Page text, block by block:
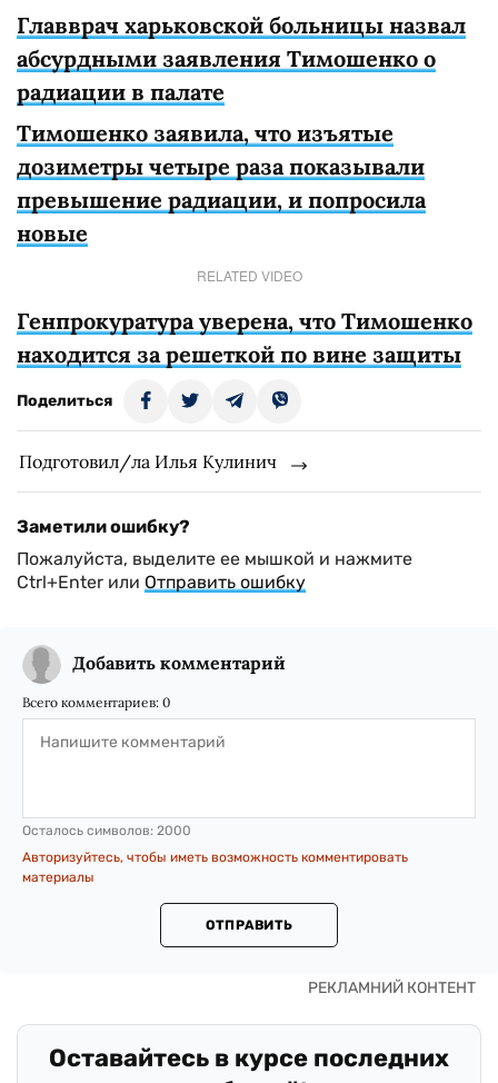
Главврач харьковской больницы назвал
абсурдными заявления Тимошенко о
радиации в палате
Тимошенко заявила, что изъятые
дозиметры четыре раза показывали
превышение радиации, и попросила
новые
RELATED VIDEO
Генпрокуратура уверена, что Тимошенко
находится за решеткой по вине защиты
Поделиться
Подготовил/ла Илья Кулинич
Заметили ошибку?
Пожалуйста, выделите ее мышкой и нажмите
Ctrl+Enter или Отправить ошибку
Добавить комментарий
Всего комментариев: 0
Осталось символов: 2000
Авторизуйтесь, чтобы иметь возможность комментировать
материалы
ОТПРАВИТЬ
Оставайтесь в курсе последних